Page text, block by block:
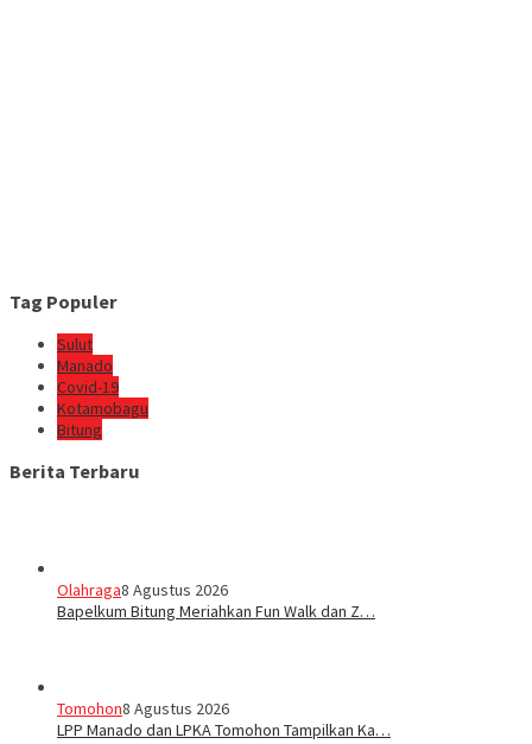
Tag Populer
Sulut
Manado
Covid-19
Kotamobagu
Bitung
Berita Terbaru
Olahraga8 Agustus 2026
Bapelkum Bitung Meriahkan Fun Walk dan Z…
Tomohon8 Agustus 2026
LPP Manado dan LPKA Tomohon Tampilkan Ka…